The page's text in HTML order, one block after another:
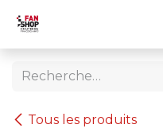
Tous les produits